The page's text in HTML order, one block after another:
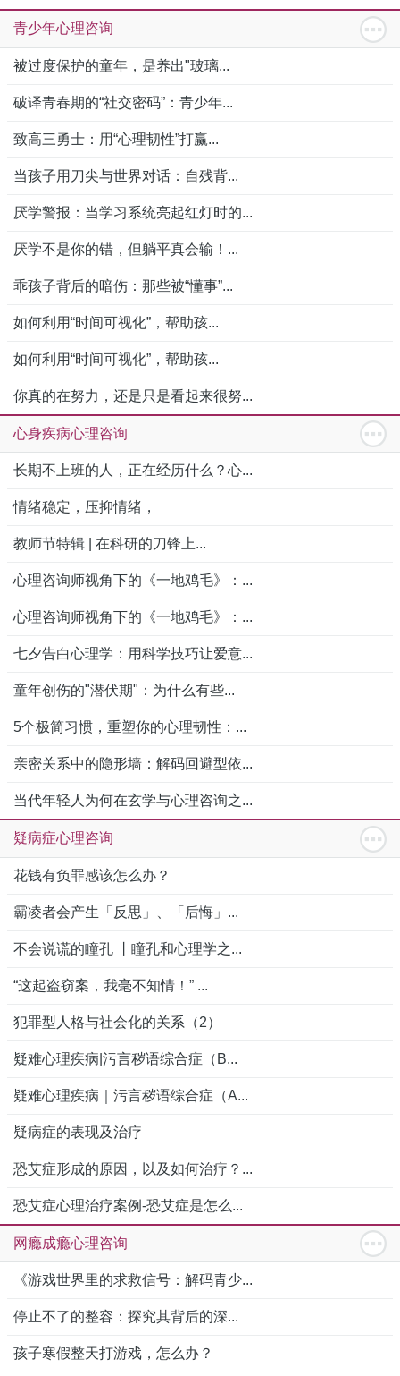
青少年心理咨询
被过度保护的童年，是养出"玻璃...
破译青春期的“社交密码”：青少年...
致高三勇士：用“心理韧性”打赢...
当孩子用刀尖与世界对话：自残背...
厌学警报：当学习系统亮起红灯时的...
厌学不是你的错，但躺平真会输！...
乖孩子背后的暗伤：那些被“懂事”...
如何利用“时间可视化”，帮助孩...
如何利用“时间可视化”，帮助孩...
你真的在努力，还是只是看起来很努...
心身疾病心理咨询
长期不上班的人，正在经历什么？心...
情绪稳定，压抑情绪，
教师节特辑 | 在科研的刀锋上...
心理咨询师视角下的《一地鸡毛》：...
心理咨询师视角下的《一地鸡毛》：...
七夕告白心理学：用科学技巧让爱意...
童年创伤的"潜伏期"：为什么有些...
5个极简习惯，重塑你的心理韧性：...
亲密关系中的隐形墙：解码回避型依...
当代年轻人为何在玄学与心理咨询之...
疑病症心理咨询
花钱有负罪感该怎么办？
霸凌者会产生「反思」、「后悔」...
不会说谎的瞳孔 丨瞳孔和心理学之...
“这起盗窃案，我毫不知情！” ...
犯罪型人格与社会化的关系（2）
疑难心理疾病|污言秽语综合症（B...
疑难心理疾病｜污言秽语综合症（A...
疑病症的表现及治疗
恐艾症形成的原因，以及如何治疗？...
恐艾症心理治疗案例-恐艾症是怎么...
网瘾成瘾心理咨询
《游戏世界里的求救信号：解码青少...
停止不了的整容：探究其背后的深...
孩子寒假整天打游戏，怎么办？